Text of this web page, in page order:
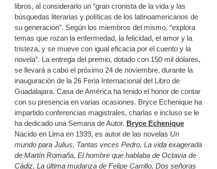
libros, al considerarlo un “gran cronista de la vida y las
búsquedas literarias y políticas de los latinoamericanos de
su generación”. Según los miembros del mismo, “explora
temas que rozan la enfermedad, la felicidad, el amor y la
tristeza, y se mueve con igual eficacia por el cuento y la
novela”. La entrega del premio, dotado con 150 mil dólares,
se llevará a cabo el próximo 24 de noviembre, durante la
inauguración de la 26 Feria Internacional del Libro de
Guadalajara. Casa de América ha tenido el honor de contar
con su presencia en varias ocasiones. Bryce Echenique ha
impartido conferencias magistrales, charlas e incluso se le
ha dedicado una Semana de Autor. Bryce Echenique
Nacido en Lima en 1939, es autor de las novelas Un
mundo para Julius, Tantas veces Pedro, La vida exagerada
de Martín Romaña, El hombre que hablaba de Octavia de
Cádiz, La última mudanza de Felipe Carrillo, Dos señoras